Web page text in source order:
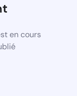
en cours